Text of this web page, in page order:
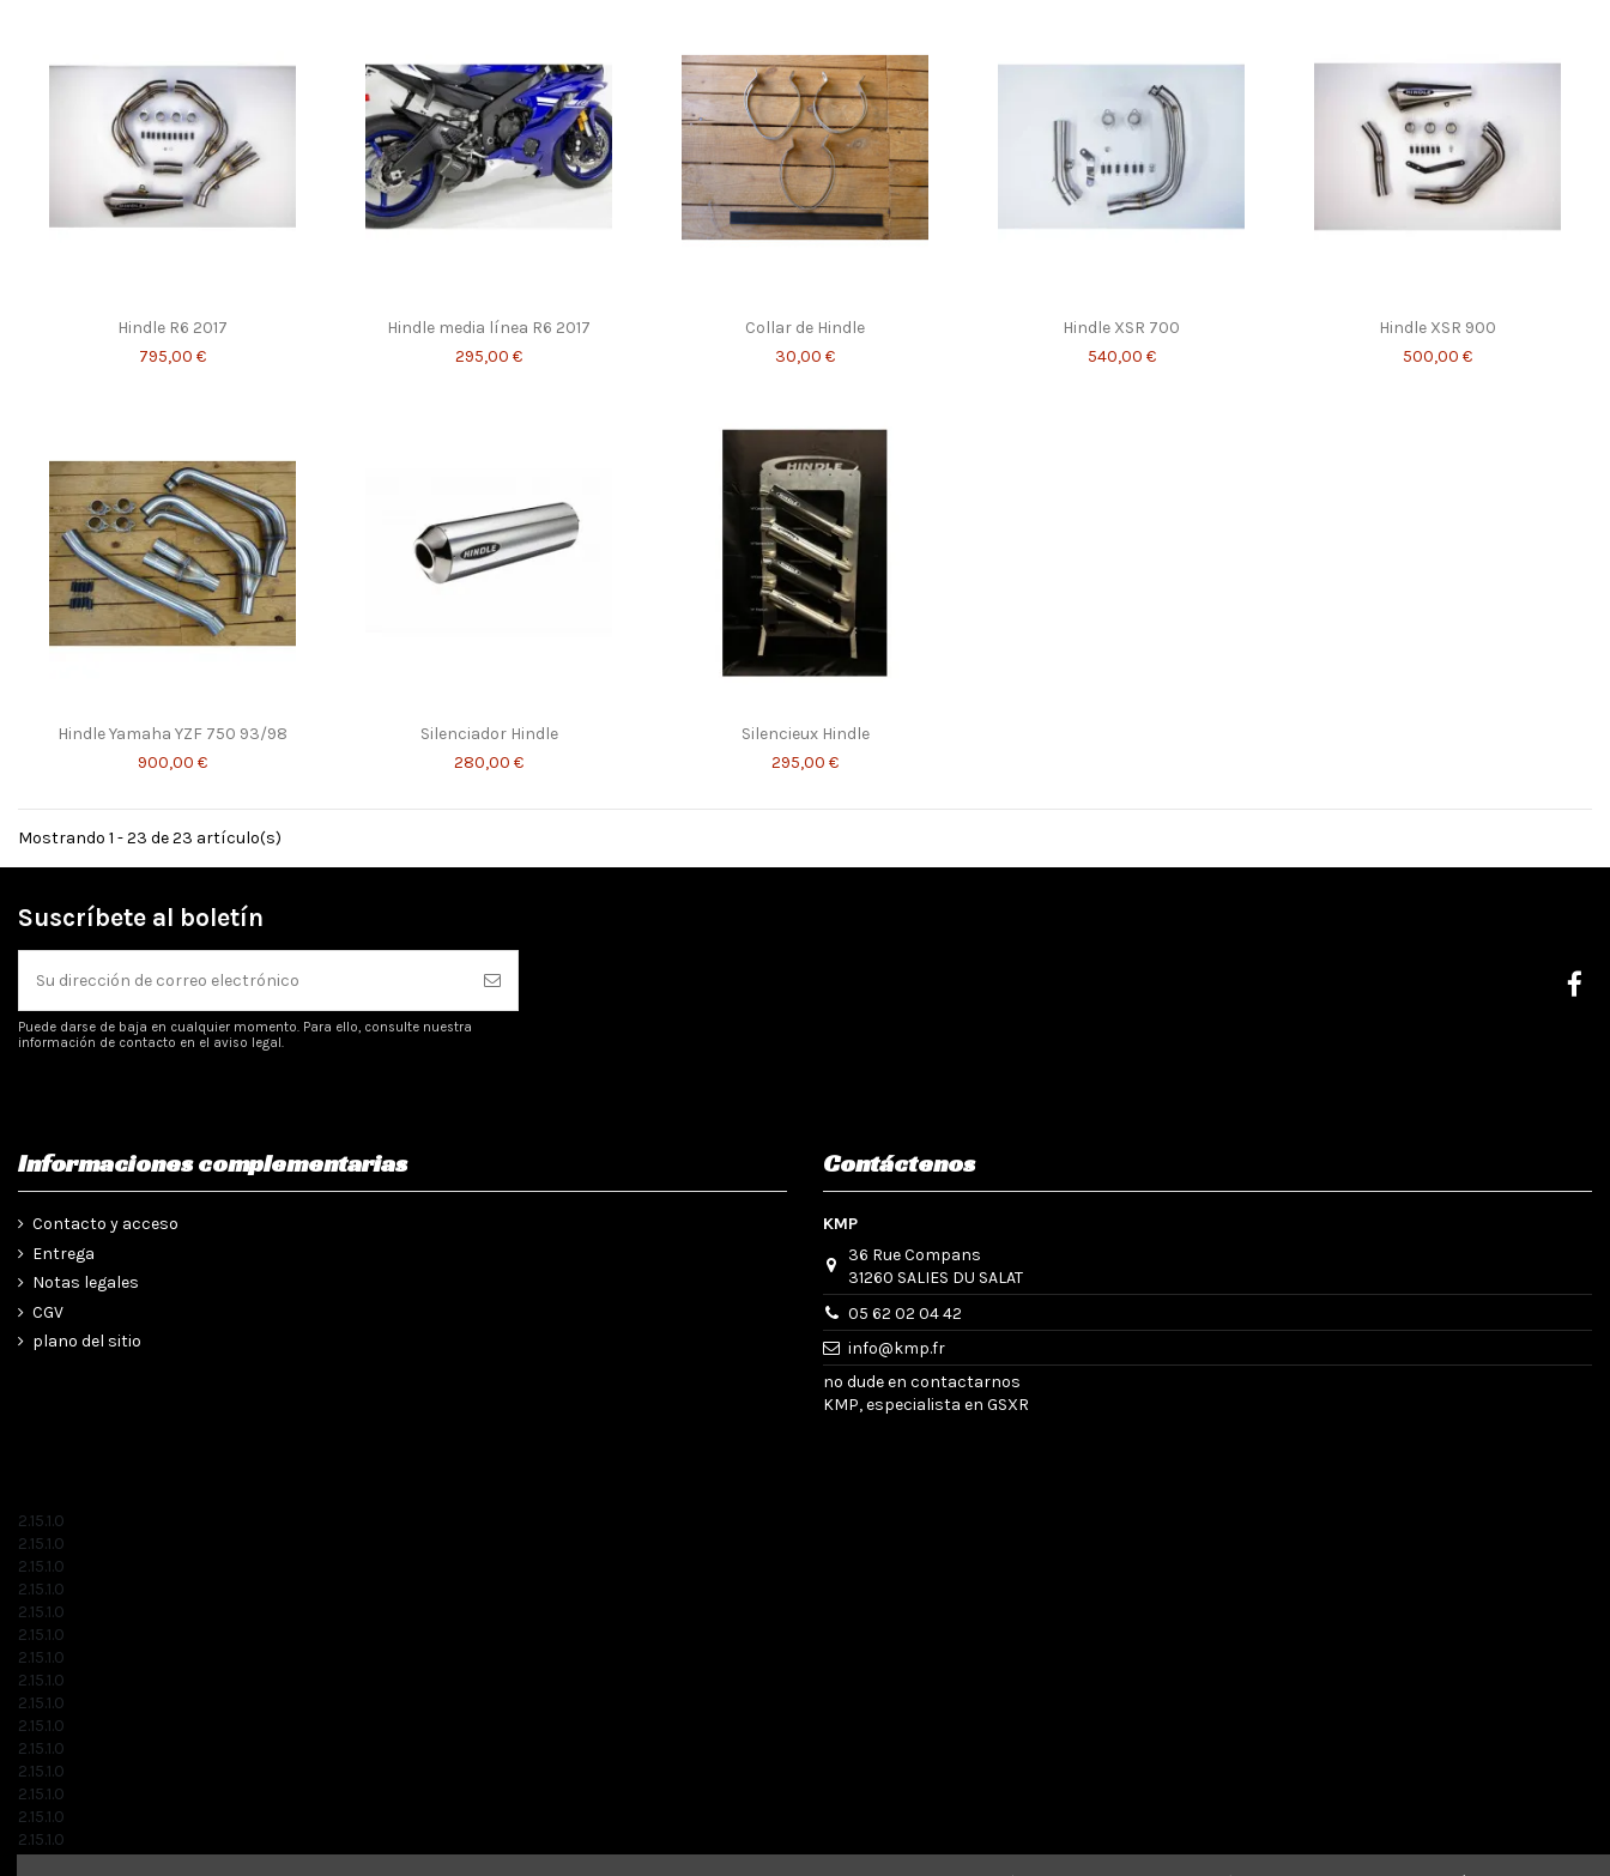
Hindle R6 2017
795,00 €
Hindle media línea R6 2017
295,00 €
Collar de Hindle
30,00 €
Hindle XSR 700
540,00 €
Hindle XSR 900
500,00 €
Hindle Yamaha YZF 750 93/98
900,00 €
Silenciador Hindle
280,00 €
Silencieux Hindle
295,00 €
Mostrando 1 - 23 de 23 artículo(s)
Suscríbete al boletín
Puede darse de baja en cualquier momento. Para ello, consulte nuestra
información de contacto en el aviso legal.
Informaciones complementarias
Contacto y acceso
Entrega
Notas legales
CGV
plano del sitio
Contáctenos
KMP
36 Rue Compans
31260 SALIES DU SALAT
05 62 02 04 42
info@kmp.fr
no dude en contactarnos
KMP, especialista en GSXR
2.15.1.0
2.15.1.0
2.15.1.0
2.15.1.0
2.15.1.0
2.15.1.0
2.15.1.0
2.15.1.0
2.15.1.0
2.15.1.0
2.15.1.0
2.15.1.0
2.15.1.0
2.15.1.0
2.15.1.0